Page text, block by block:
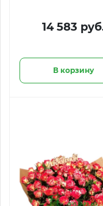
14 583
В корзину